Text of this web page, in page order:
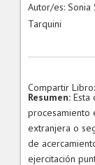
Autor/es: Sonia
Tarquini
Compartir Libro:
Resumen: Esta
procesamiento
extranjera o
de
ejercitación